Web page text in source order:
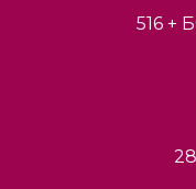
516 +